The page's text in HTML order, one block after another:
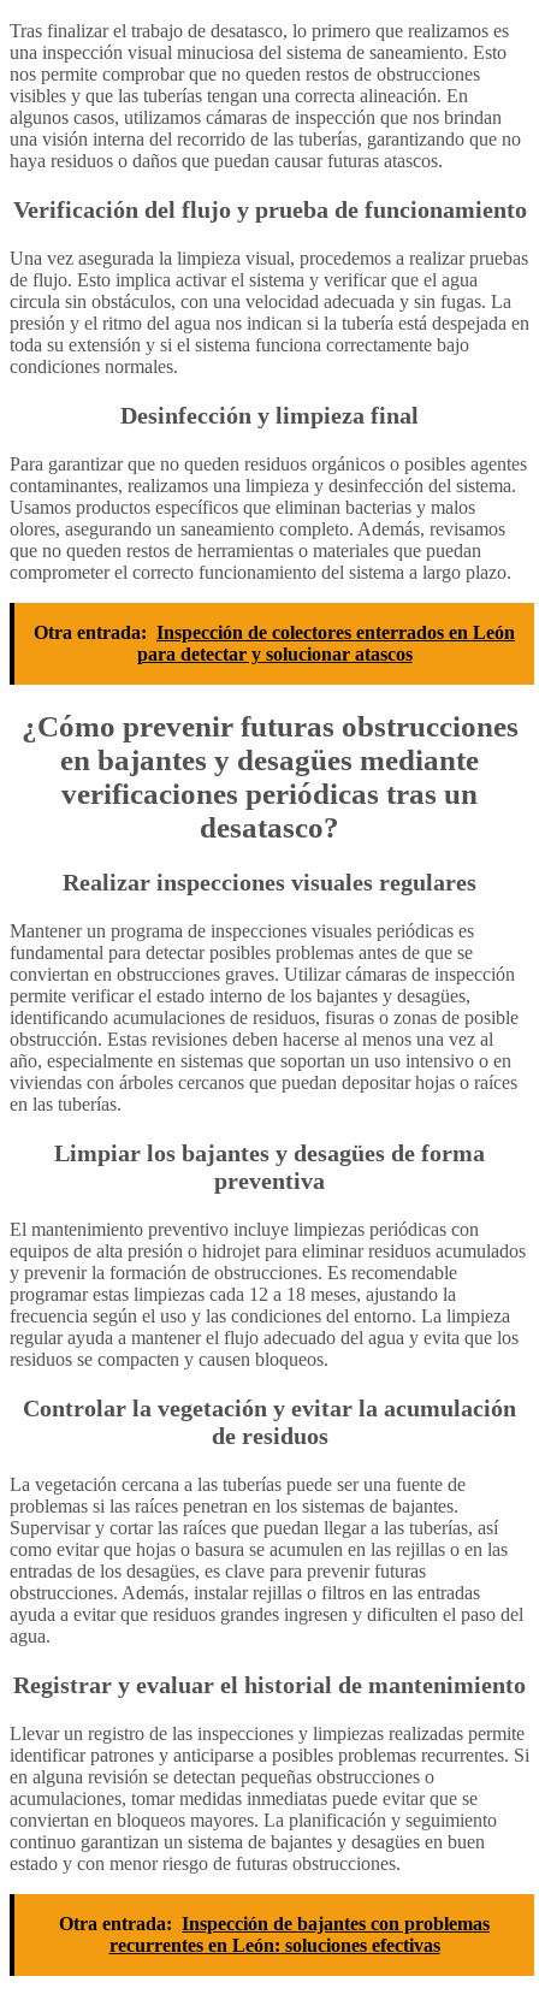
Tras finalizar el trabajo de desatasco, lo primero que realizamos es
una inspección visual minuciosa del sistema de saneamiento. Esto
nos permite comprobar que no queden restos de obstrucciones
visibles y que las tuberías tengan una correcta alineación. En
algunos casos, utilizamos cámaras de inspección que nos brindan
una visión interna del recorrido de las tuberías, garantizando que no
haya residuos o daños que puedan causar futuras atascos.
Verificación del flujo y prueba de funcionamiento
Una vez asegurada la limpieza visual, procedemos a realizar pruebas
de flujo. Esto implica activar el sistema y verificar que el agua
circula sin obstáculos, con una velocidad adecuada y sin fugas. La
presión y el ritmo del agua nos indican si la tubería está despejada en
toda su extensión y si el sistema funciona correctamente bajo
condiciones normales.
Desinfección y limpieza final
Para garantizar que no queden residuos orgánicos o posibles agentes
contaminantes, realizamos una limpieza y desinfección del sistema.
Usamos productos específicos que eliminan bacterias y malos
olores, asegurando un saneamiento completo. Además, revisamos
que no queden restos de herramientas o materiales que puedan
comprometer el correcto funcionamiento del sistema a largo plazo.
Otra entrada: Inspección de colectores enterrados en León
para detectar y solucionar atascos
¿Cómo prevenir futuras obstrucciones
en bajantes y desagües mediante
verificaciones periódicas tras un
desatasco?
Realizar inspecciones visuales regulares
Mantener un programa de inspecciones visuales periódicas es
fundamental para detectar posibles problemas antes de que se
conviertan en obstrucciones graves. Utilizar cámaras de inspección
permite verificar el estado interno de los bajantes y desagües,
identificando acumulaciones de residuos, fisuras o zonas de posible
obstrucción. Estas revisiones deben hacerse al menos una vez al
año, especialmente en sistemas que soportan un uso intensivo o en
viviendas con árboles cercanos que puedan depositar hojas o raíces
en las tuberías.
Limpiar los bajantes y desagües de forma
preventiva
El mantenimiento preventivo incluye limpiezas periódicas con
equipos de alta presión o hidrojet para eliminar residuos acumulados
y prevenir la formación de obstrucciones. Es recomendable
programar estas limpiezas cada 12 a 18 meses, ajustando la
frecuencia según el uso y las condiciones del entorno. La limpieza
regular ayuda a mantener el flujo adecuado del agua y evita que los
residuos se compacten y causen bloqueos.
Controlar la vegetación y evitar la acumulación
de residuos
La vegetación cercana a las tuberías puede ser una fuente de
problemas si las raíces penetran en los sistemas de bajantes.
Supervisar y cortar las raíces que puedan llegar a las tuberías, así
como evitar que hojas o basura se acumulen en las rejillas o en las
entradas de los desagües, es clave para prevenir futuras
obstrucciones. Además, instalar rejillas o filtros en las entradas
ayuda a evitar que residuos grandes ingresen y dificulten el paso del
agua.
Registrar y evaluar el historial de mantenimiento
Llevar un registro de las inspecciones y limpiezas realizadas permite
identificar patrones y anticiparse a posibles problemas recurrentes. Si
en alguna revisión se detectan pequeñas obstrucciones o
acumulaciones, tomar medidas inmediatas puede evitar que se
conviertan en bloqueos mayores. La planificación y seguimiento
continuo garantizan un sistema de bajantes y desagües en buen
estado y con menor riesgo de futuras obstrucciones.
Otra entrada: Inspección de bajantes con problemas
recurrentes en León: soluciones efectivas